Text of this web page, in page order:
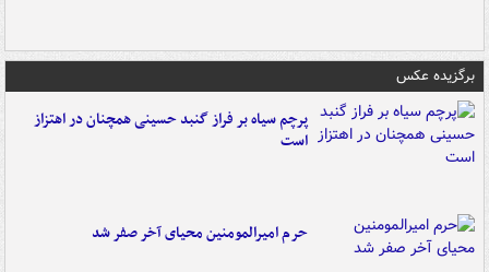
برگزیده عکس
پرچم سیاه بر فراز گنبد حسینی همچنان در اهتزاز
است
حرم امیرالمومنین محیای آخر صفر شد